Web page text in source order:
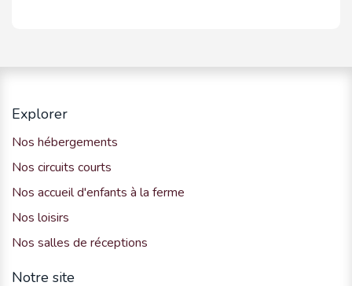
Explorer
Nos hébergements
Nos circuits courts
Nos accueil d'enfants à la ferme
Nos loisirs
Nos salles de réceptions
Notre site